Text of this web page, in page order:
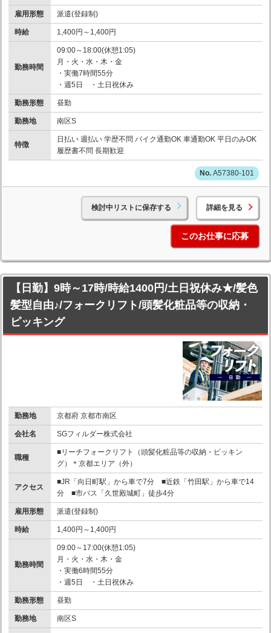
雇用形態 派遣(登録制)
時給 1,400円～1,400円
勤務時間
09:00～18:00(休憩1:05)
月・火・水・木・金
・実働7時間55分
・週5日 ・土日祝休み
勤務形態 昼勤
勤務地 南区S
特徴
日払い 週払い 学歴不問 バイク通勤OK 車通勤OK 平日のみOK
履歴書不問 長期歓迎
A57380-101
検討中リストに保存する 詳細を見る
このお仕事に応募
【日勤】9時～17時/時給1400円/土日祝休み★/髪色
髪型自由♪/フォークリフト/頭髪化粧品等の収納・
ピッキング
勤務地 京都府 京都市南区
会社名 SGフィルダー株式会社
職種
■リーチフォークリフト（頭髪化粧品等の収納・ピッキン
グ）＊京都エリア（外）
アクセス
■JR「向日町駅」から車で7分 ■近鉄「竹田駅」から車で14
分 ■市バス「久世殿城町」徒歩4分
雇用形態 派遣(登録制)
時給 1,400円～1,400円
勤務時間
09:00～17:00(休憩1:05)
月・火・水・木・金
・実働6時間55分
・週5日 ・土日祝休み
勤務形態 昼勤
勤務地 南区S